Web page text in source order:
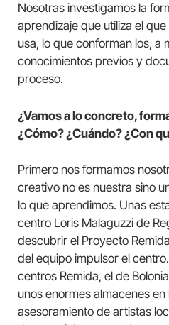
Nosotras investigamos la
aprendizaje que utiliza el
usa, lo que conforman los, a
conocimientos previos y
proceso.
¿Vamos a lo concreto,
¿Cómo? ¿Cuándo? ¿Con
Primero nos formamos
creativo no es nuestra sino
lo que aprendimos. Unas
centro Loris Malaguzzi de
descubrir el Proyecto
del equipo impulsor el
centros Remida, el de
unos enormes almacenes
asesoramiento de artistas